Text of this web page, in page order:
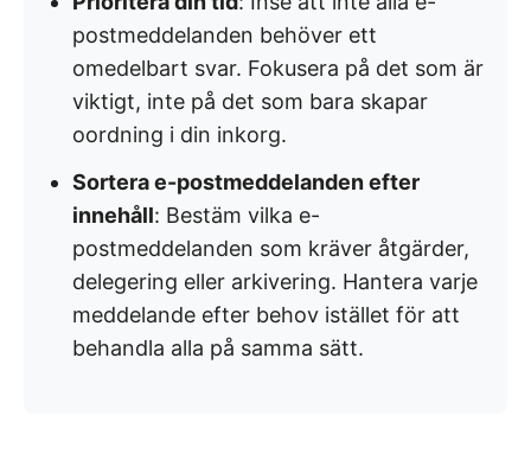
postmeddelanden behöver ett
omedelbart svar. Fokusera på det som är
viktigt, inte på det som bara skapar
oordning i din inkorg.
Sortera e-postmeddelanden efter
innehåll: Bestäm vilka e-
postmeddelanden som kräver åtgärder,
delegering eller arkivering. Hantera varje
meddelande efter behov istället för att
behandla alla på samma sätt.